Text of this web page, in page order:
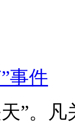
事件
”。